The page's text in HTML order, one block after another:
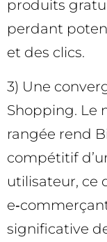
produits
perdant
et des clics.
3) Une
Shopping. Le
rangée rend
compétitif
utilisateur, ce
significative